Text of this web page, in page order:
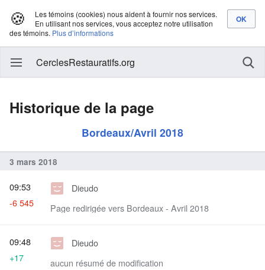
🍪
Les témoins (cookies) nous aident à fournir nos services.
En utilisant nos services, vous acceptez notre utilisation
des témoins. Plus d’informations
CerclesRestauratifs.org
Historique de la page
Bordeaux/Avril 2018
3 mars 2018
Dieudo
Page redirigée vers Bordeaux - Avril 2018
09:53
-6 545
Dieudo
aucun résumé de modification
09:48
+17